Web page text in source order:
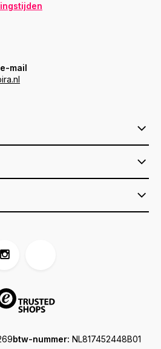
mail
btw-nummer: NL817452448B01